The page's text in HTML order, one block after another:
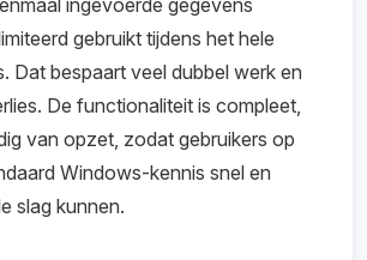
ingevoerde gegevens
gebruikt tijdens het hele
Dat bespaart veel dubbel werk en
De functionaliteit is compleet,
van opzet, zodat gebruikers op
Windows-kennis snel en
slag kunnen.